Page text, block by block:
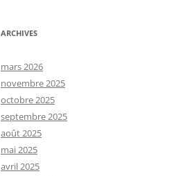
ARCHIVES
mars 2026
novembre 2025
octobre 2025
septembre 2025
août 2025
mai 2025
avril 2025